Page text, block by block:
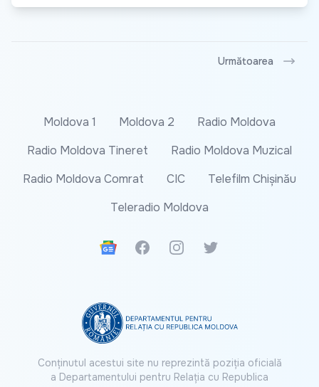
Următoarea
Moldova 1 Moldova 2
Radio Moldova
Radio Moldova Tineret
Radio Moldova Muzical
Radio Moldova Comrat
CIC
Telefilm Chișinău
Teleradio Moldova
Google News
FacebookInstagramTwitter
Conținutul acestui site nu reprezintă poziția oficială
a Departamentului pentru Relația cu Republica